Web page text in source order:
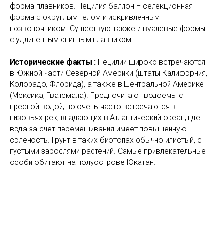
форма плавников. Пецилия баллон – селекционная
форма с округлым телом и искривленным
позвоночником. Существую также и вуалевые формы
с удлиненным спинным плавником.
Исторические факты : Пецилии широко встречаются
в Южной части Северной Америки (штаты Калифорния,
Колорадо, Флорида), а также в Центральной Америке
(Мексика, Гватемала). Предпочитают водоемы с
пресной водой, но очень часто встречаются в
низовьях рек, впадающих в Атлантический океан, где
вода за счет перемешивания имеет повышенную
соленость. Грунт в таких биотопах обычно илистый, с
густыми зарослями растений. Самые привлекательные
особи обитают на полуострове Юкатан.